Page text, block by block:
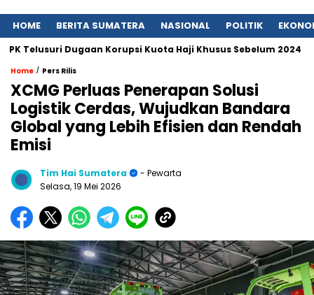
HOME BERITA SUMATERA NASIONAL POLITIK
Dugaan Korupsi Kuota Haji Khusus Sebelum 2024
Home / Pers Rilis
XCMG Perluas Penerapan Solusi
Logistik Cerdas, Wujudkan Bandara
Global yang Lebih Efisien dan Rendah
Emisi
Tim Hai Sumatera
- Pewarta
Selasa, 19 Mei 2026